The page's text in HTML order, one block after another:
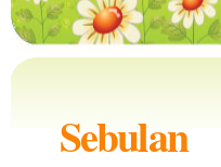
Sebulan